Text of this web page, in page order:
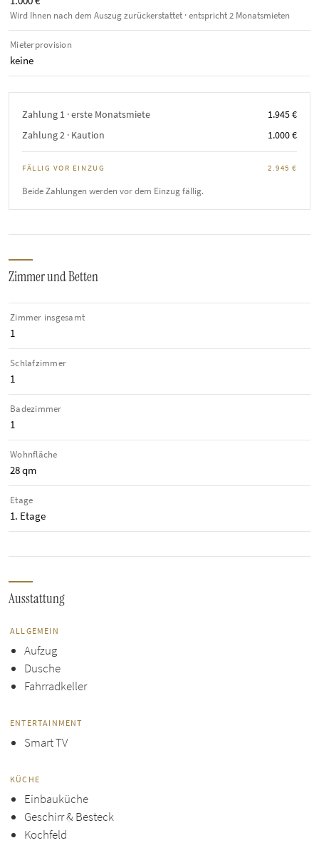
Wird Ihnen nach dem Auszug zurückerstattet · entspricht 2 Monatsmieten
Mieterprovision
keine
Zahlung 1 · erste Monatsmiete
1.945 €
Zahlung 2 · Kaution
1.000 €
FÄLLIG VOR EINZUG 2.945 €
Beide Zahlungen werden vor dem Einzug fällig.
Zimmer und Betten
Zimmer insgesamt
1
Schlafzimmer
1
Badezimmer
1
Wohnfläche
28 qm
Etage
1. Etage
Ausstattung
ALLGEMEIN
Aufzug
Dusche
Fahrradkeller
ENTERTAINMENT
Smart TV
KÜCHE
Einbauküche
Geschirr & Besteck
Kochfeld